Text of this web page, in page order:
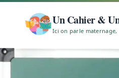
Un Cahier &
Ici on parle